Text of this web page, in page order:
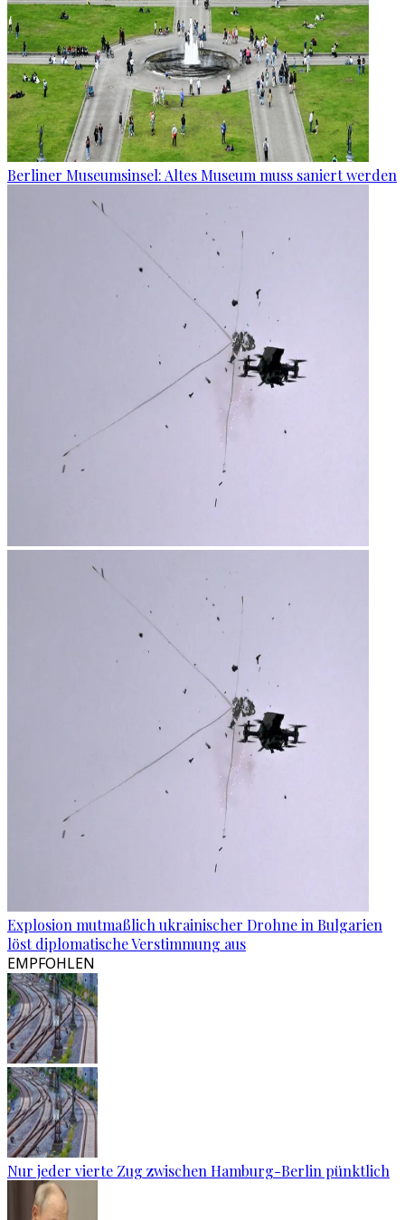
Berliner Museumsinsel: Altes Museum muss saniert werden
Explosion mutmaßlich ukrainischer Drohne in Bulgarien
löst diplomatische Verstimmung aus
EMPFOHLEN
Nur jeder vierte Zug zwischen Hamburg-Berlin pünktlich